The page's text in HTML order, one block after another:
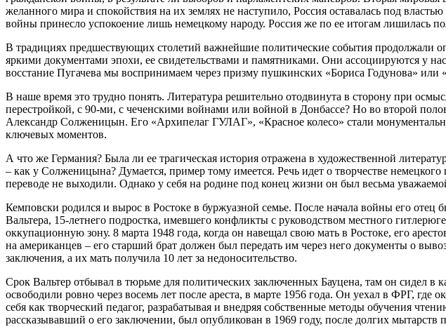
желанного мира и спокойствия на их землях не наступило, Россия оставалась под
войны принесло успокоение лишь немецкому народу. Россия же по ее итогам лишилась
В традициях предшествующих столетий важнейшие политические события продолжали
яркими документами эпохи, ее свидетельствами и памятниками. Они ассоциируются у
восстание Пугачева мы воспринимаем через призму пушкинских «Бориса Годунова»
В наше время это трудно понять. Литература решительно отодвинута в сторону при
перестройкой, с 90-ми, с чеченскими войнами или войной в Донбассе? Но во второй
Александр Солженицын. Его «Архипелаг ГУЛАГ», «Красное колесо» стали
ключевых моментов.
А что же Германия? Была ли ее трагическая история отражена в художественной
– как у Солженицына? Думается, пример тому имеется. Речь идет о творчестве
переводе не выходили. Однако у себя на родине под конец жизни он был весьма
Кемповски родился и вырос в Ростоке в буржуазной семье. После начала войны его
Вальтера, 15-летнего подростка, имевшего конфликты с руководством местного
оккупационную зону. 8 марта 1948 года, когда он навещал свою мать в Ростоке, его
на американцев – его старший брат должен был передать им через него документы о
заключения, а их мать получила 10 лет за недоносительство.
Срок Вальтер отбывал в тюрьме для политических заключенных Бауцена, там он сидел в
освободили ровно через восемь лет после ареста, в марте 1956 года. Он уехал в ФРГ,
себя как творческий педагог, разрабатывая и внедряя собственные методы обучения
рассказывавший о его заключении, был опубликован в 1969 году, после долгих мытарств